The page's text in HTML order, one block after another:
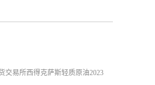
交易所西得克萨斯轻质原油2023